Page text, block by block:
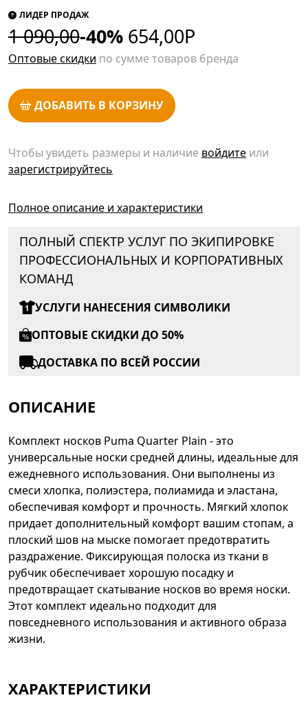
ЛИДЕР ПРОДАЖ
1 090,00-40% 654,00Р
Оптовые скидки по сумме товаров бренда
ДОБАВИТЬ В КОРЗИНУ
Чтобы увидеть размеры и наличие войдите или
зарегистрируйтесь
Полное описание и характеристики
ПОЛНЫЙ СПЕКТР УСЛУГ ПО ЭКИПИРОВКЕ
ПРОФЕССИОНАЛЬНЫХ И КОРПОРАТИВНЫХ
КОМАНД
УСЛУГИ НАНЕСЕНИЯ СИМВОЛИКИ
ОПТОВЫЕ СКИДКИ ДО 50%
ДОСТАВКА ПО ВСЕЙ РОССИИ
ОПИСАНИЕ
Комплект носков Puma Quarter Plain - это
универсальные носки средней длины, идеальные для
ежедневного использования. Они выполнены из
смеси хлопка, полиэстера, полиамида и эластана,
обеспечивая комфорт и прочность. Мягкий хлопок
придает дополнительный комфорт вашим стопам, а
плоский шов на мыске помогает предотвратить
раздражение. Фиксирующая полоска из ткани в
рубчик обеспечивает хорошую посадку и
предотвращает скатывание носков во время носки.
Этот комплект идеально подходит для
повседневного использования и активного образа
жизни.
ХАРАКТЕРИСТИКИ